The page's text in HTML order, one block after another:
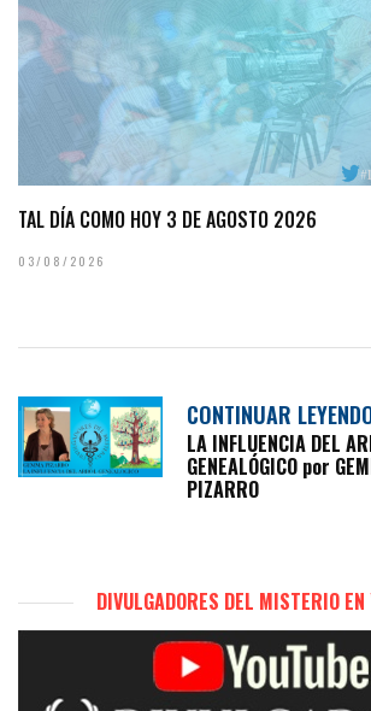
TAL DÍA COMO HOY 3 DE AGOSTO 2026
03/08/2026
CONTINUAR
LA INFLUENCIA DEL
GENEALÓGICO por
PIZARRO
DIVULGADORES DEL MISTERIO EN